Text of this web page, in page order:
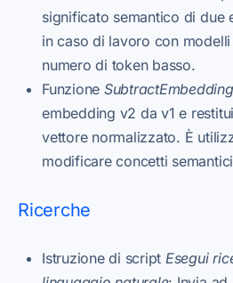
significato semantico di due
in caso di lavoro con
numero di token basso.
Funzione
embedding v2 da v1 e
vettore normalizzato. È
modificare concetti
Ricerche
Istruzione di script Esegui